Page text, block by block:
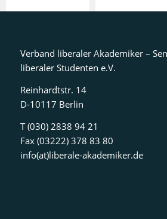
Verband liberaler Akademiker –
liberaler Studenten e.V.
Reinhardtstr. 14
D-10117 Berlin
T (030) 2838 94 21
Fax (03222) 378 83 80
info(at)liberale-akademiker.de